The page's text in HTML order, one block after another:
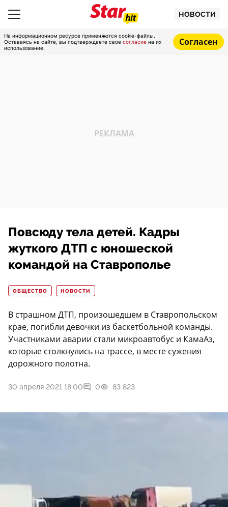
НОВОСТИ
На информационном ресурсе применяются cookie-файлы.
Оставаясь на сайте, вы подтверждаете свое согласие на их
использование.
Согласен
Повсюду тела детей. Кадры
жуткого ДТП с юношеской
командой на Ставрополье
ОБЩЕСТВО НОВОСТИ
В страшном ДТП, произошедшем в Ставропольском
крае, погибли девочки из баскетбольной команды.
Участниками аварии стали микроавтобус и КамаАз,
которые столкнулись на трассе, в месте сужения
дорожного полотна.
30 апреля 2021 18:00 0 83 823